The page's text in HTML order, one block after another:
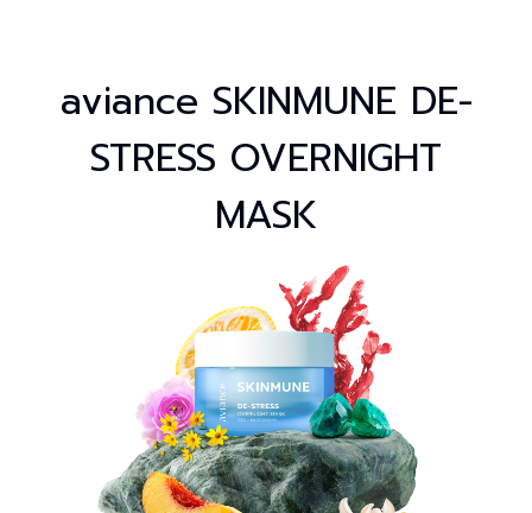
aviance SKINMUNE DE-
STRESS OVERNIGHT
MASK